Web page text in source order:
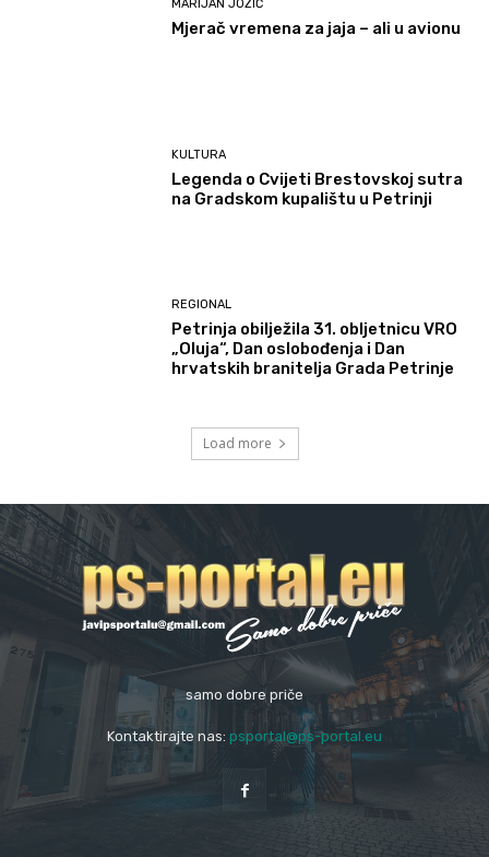
MARIJAN JOZIĆ
Mjerač vremena za jaja – ali u avionu
KULTURA
Legenda o Cvijeti Brestovskoj sutra
na Gradskom kupalištu u Petrinji
REGIONAL
Petrinja obilježila 31. obljetnicu VRO
„Oluja“, Dan oslobođenja i Dan
hrvatskih branitelja Grada Petrinje
Load more
samo dobre priče
Kontaktirajte nas: psportal@ps-portal.eu